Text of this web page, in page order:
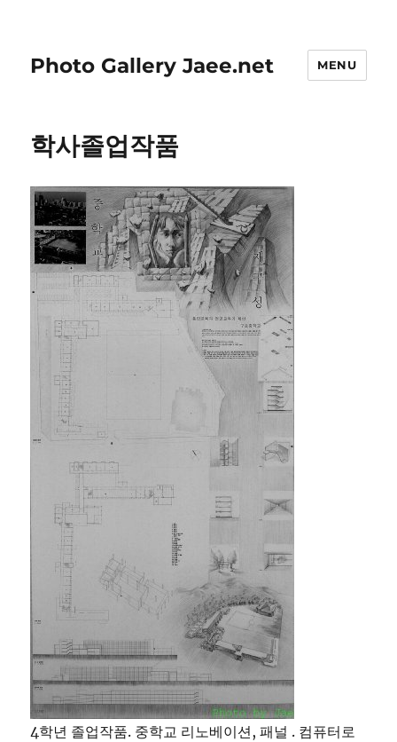
Photo Gallery Jaee.net MENU
학사졸업작품
4학년 졸업작품. 중학교 리노베이션, 패널 . 컴퓨터로